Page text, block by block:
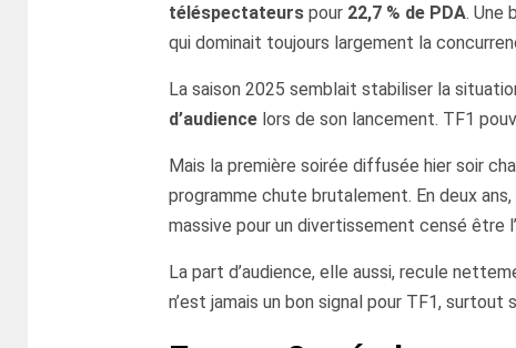
téléspectateurspour 22,7 % de PDA. Une
qui dominait toujours largement la
La saison 2025 semblait stabiliser la
d’audiencelors de son lancement. TF1
Mais la première soirée diffusée hier soir
programme chute brutalement. En deux ans,
massive pour un divertissement censé être
La part d’audience, elle aussi, recule
n’est jamais un bon signal pour TF1,